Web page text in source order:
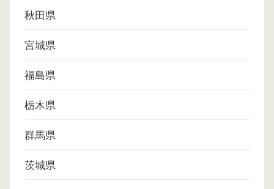
秋田県
宮城県
福島県
栃木県
群馬県
茨城県